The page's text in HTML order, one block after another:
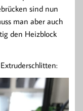
sind nun
man aber auch
den Heizblock